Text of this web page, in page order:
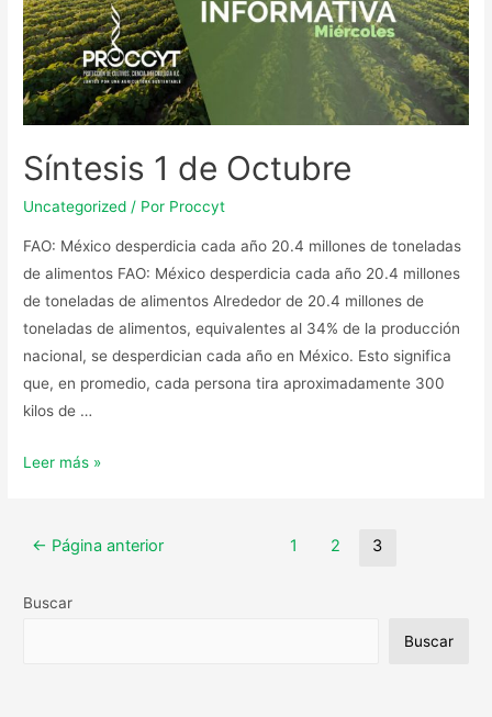
Síntesis 1 de Octubre
Uncategorized / Por Proccyt
FAO: México desperdicia cada año 20.4 millones de toneladas
de alimentos FAO: México desperdicia cada año 20.4 millones
de toneladas de alimentos Alrededor de 20.4 millones de
toneladas de alimentos, equivalentes al 34% de la producción
nacional, se desperdician cada año en México. Esto significa
que, en promedio, cada persona tira aproximadamente 300
kilos de …
Leer más »
← Página anterior 1 2 3
Buscar
Buscar